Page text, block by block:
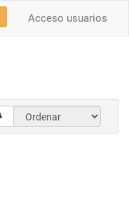
Acceso usuarios